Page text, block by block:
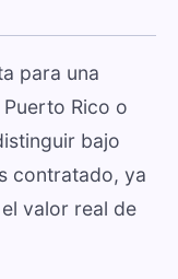
para una
Rico o
bajo
contratado, ya
valor real de